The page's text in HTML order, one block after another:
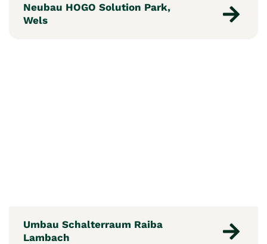
Neubau HOGO Solution Park,
Wels
Umbau Schalterraum Raiba
Lambach